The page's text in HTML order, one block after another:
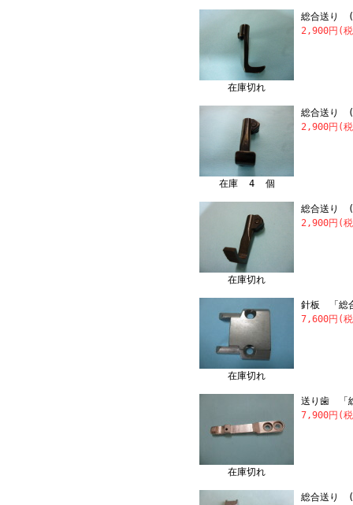
在庫切れ
総合送り
2,900円(
在庫 4 個
総合送り
2,900円(
在庫切れ
総合送り
2,900円(
在庫切れ
針板 「総
7,600円(
在庫切れ
送り歯 「
7,900円(
総合送り (